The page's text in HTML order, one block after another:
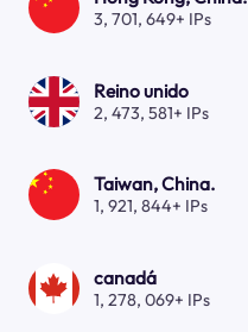
3, 701, 649+ IPs
Reino unido
2, 473, 581+ IPs
Taiwan, China.
1, 921, 844+ IPs
canadá
1, 278, 069+ IPs